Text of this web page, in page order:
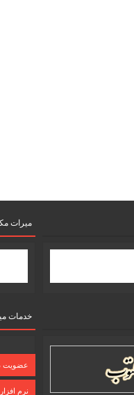
میرات
خدمات
عضویت
نرم